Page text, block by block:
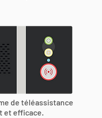
de téléassistance
et efficace.